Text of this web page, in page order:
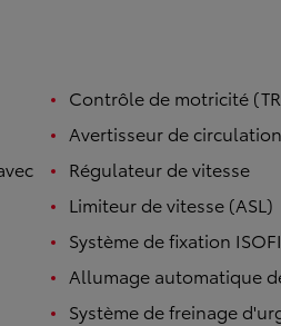
Contrôle de motricité
Avertisseur de
Régulateur de vitesse
Limiteur de vitesse (ASL)
Système de fixation
Allumage automatique
Système de freinage